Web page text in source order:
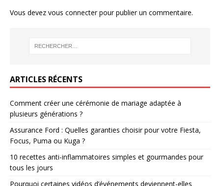
Vous devez vous connecterpour publier un commentaire.
ARTICLES RÉCENTS
Comment créer une cérémonie de mariage adaptée à
plusieurs générations ?
Assurance Ford : Quelles garanties choisir pour votre Fiesta,
Focus, Puma ou Kuga ?
10 recettes anti-inflammatoires simples et gourmandes pour
tous les jours
Pourquoi certaines vidéos d’événements deviennent-elles